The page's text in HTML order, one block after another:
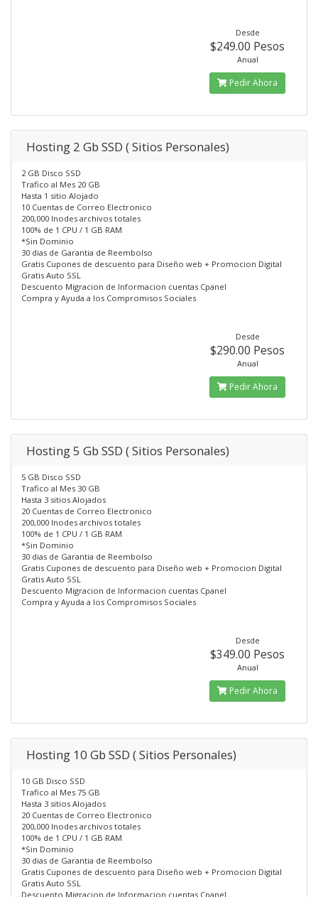
Desde
$249.00 Pesos
Anual
Pedir Ahora
Hosting 2 Gb SSD ( Sitios Personales)
2 GB Disco SSD
Trafico al Mes 20 GB
Hasta 1 sitio Alojado
10 Cuentas de Correo Electronico
200,000 Inodes archivos totales
100% de 1 CPU / 1 GB RAM
*Sin Dominio
30 dias de Garantia de Reembolso
Gratis Cupones de descuento para Diseño web + Promocion Digital
Gratis Auto SSL
Descuento Migracion de Informacion cuentas Cpanel
Compra y Ayuda a los Compromisos Sociales
Desde
$290.00 Pesos
Anual
Pedir Ahora
Hosting 5 Gb SSD ( Sitios Personales)
5 GB Disco SSD
Trafico al Mes 30 GB
Hasta 3 sitios Alojados
20 Cuentas de Correo Electronico
200,000 Inodes archivos totales
100% de 1 CPU / 1 GB RAM
*Sin Dominio
30 dias de Garantia de Reembolso
Gratis Cupones de descuento para Diseño web + Promocion Digital
Gratis Auto SSL
Descuento Migracion de Informacion cuentas Cpanel
Compra y Ayuda a los Compromisos Sociales
Desde
$349.00 Pesos
Anual
Pedir Ahora
Hosting 10 Gb SSD ( Sitios Personales)
10 GB Disco SSD
Trafico al Mes 75 GB
Hasta 3 sitios Alojados
20 Cuentas de Correo Electronico
200,000 Inodes archivos totales
100% de 1 CPU / 1 GB RAM
*Sin Dominio
30 dias de Garantia de Reembolso
Gratis Cupones de descuento para Diseño web + Promocion Digital
Gratis Auto SSL
Descuento Migracion de Informacion cuentas Cpanel